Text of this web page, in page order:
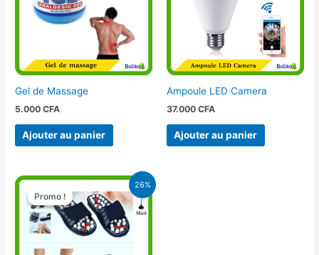
Gel de Massage
5.000CFA
Ajouter au panier
Ampoule LED Camera
37.000 CFA
Ajouter au panier
26%
Promo !
Promo !
Le
prix
initial
était :
12.900 CFA.
Le
prix
actuel
est :
9.500 CFA.